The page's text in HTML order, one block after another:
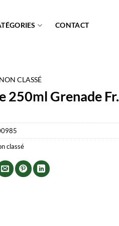
CONTACT
NON CLASSÉ
250ml Grenade Fr.
classé